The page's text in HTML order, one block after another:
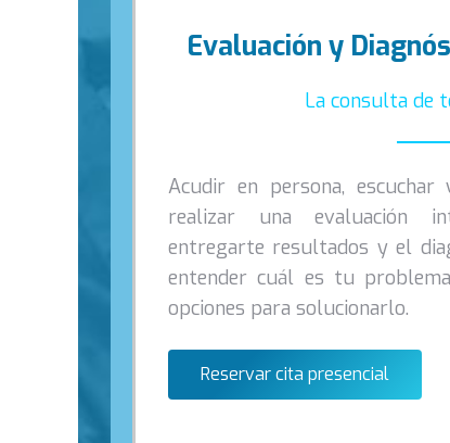
Evaluación y
La consulta de
Acudir en persona,
realizar una evaluación
entregarte resultados y el
entender cuál es tu
opciones para solucionarlo.
Reservar cita presencial